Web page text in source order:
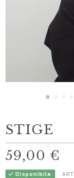
STIGE
59,00 €
Disponibile ART.